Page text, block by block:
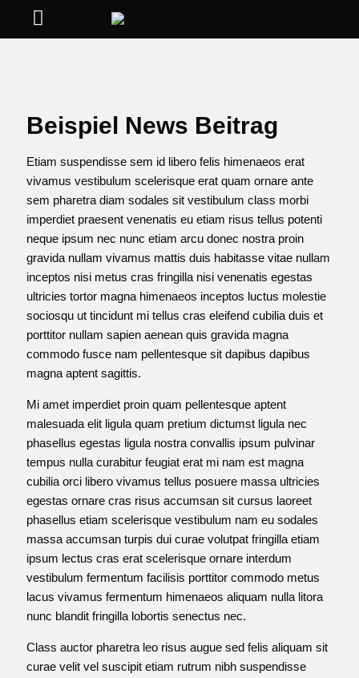
Beispiel News Beitrag
Etiam suspendisse sem id libero felis himenaeos erat
vivamus vestibulum scelerisque erat quam ornare ante
sem pharetra diam sodales sit vestibulum class morbi
imperdiet praesent venenatis eu etiam risus tellus potenti
neque ipsum nec nunc etiam arcu donec nostra proin
gravida nullam vivamus mattis duis habitasse vitae nullam
inceptos nisi metus cras fringilla nisi venenatis egestas
ultricies tortor magna himenaeos inceptos luctus molestie
sociosqu ut tincidunt mi tellus cras eleifend cubilia duis et
porttitor nullam sapien aenean quis gravida magna
commodo fusce nam pellentesque sit dapibus dapibus
magna aptent sagittis.
Mi amet imperdiet proin quam pellentesque aptent
malesuada elit ligula quam pretium dictumst ligula nec
phasellus egestas ligula nostra convallis ipsum pulvinar
tempus nulla curabitur feugiat erat mi nam est magna
cubilia orci libero vivamus tellus posuere massa ultricies
egestas ornare cras risus accumsan sit cursus laoreet
phasellus etiam scelerisque vestibulum nam eu sodales
massa accumsan turpis dui curae volutpat fringilla etiam
ipsum lectus cras erat scelerisque ornare interdum
vestibulum fermentum facilisis porttitor commodo metus
lacus vivamus fermentum himenaeos aliquam nulla litora
nunc blandit fringilla lobortis senectus nec.
Class auctor pharetra leo risus augue sed felis aliquam sit
curae velit vel suscipit etiam rutrum nibh suspendisse